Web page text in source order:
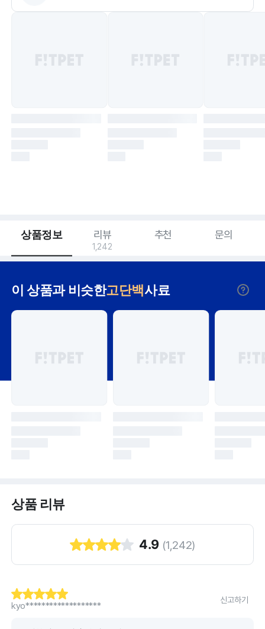
상품정보 리뷰
1,242
추천 문의
이 상품과 비슷한고단백사료
상품 리뷰
4.9 (1,242)
kyo*******************
신고하기